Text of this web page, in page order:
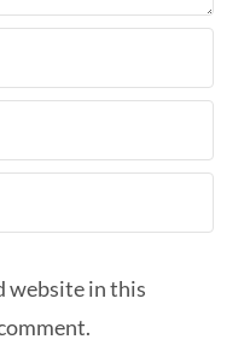
website in this